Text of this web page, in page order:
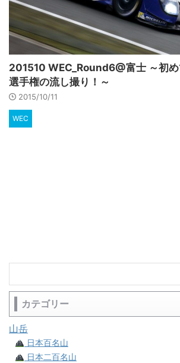
201510 WEC_Round6@富士 ～初
選手権の流し撮り！～
2015/10/11
WEC
カテゴリー
山岳
日本百名山
日本二百名山